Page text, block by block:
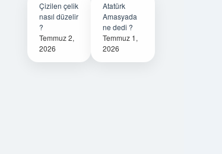
Çizilen çelik
nasıl düzelir
?
Temmuz 2,
2026
Atatürk
Amasyada
ne dedi ?
Temmuz 1,
2026